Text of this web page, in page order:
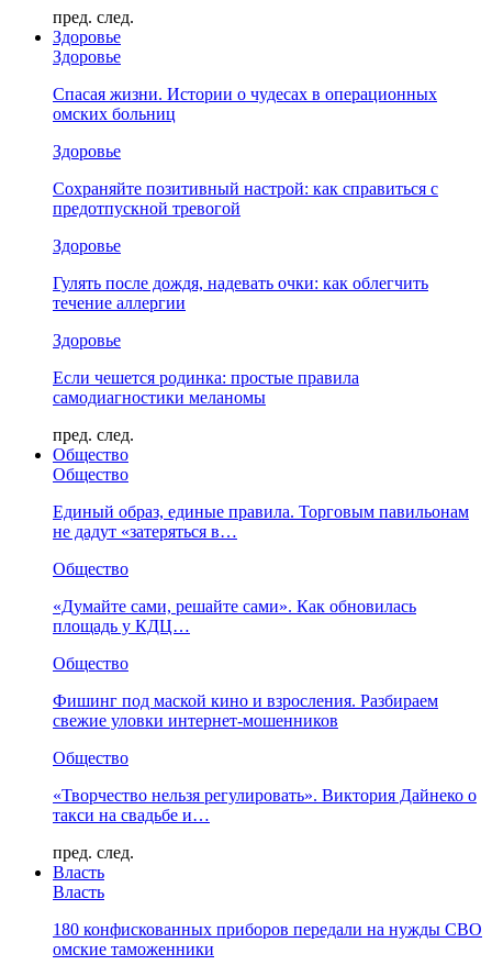
пред. след.
Здоровье
Здоровье
Спасая жизни. Истории о чудесах в операционных
омских больниц
Здоровье
Сохраняйте позитивный настрой: как справиться с
предотпускной тревогой
Здоровье
Гулять после дождя, надевать очки: как облегчить
течение аллергии
Здоровье
Если чешется родинка: простые правила
самодиагностики меланомы
пред. след.
Общество
Общество
Единый образ, единые правила. Торговым павильонам
не дадут «затеряться в…
Общество
«Думайте сами, решайте сами». Как обновилась
площадь у КДЦ…
Общество
Фишинг под маской кино и взросления. Разбираем
свежие уловки интернет-мошенников
Общество
«Творчество нельзя регулировать». Виктория Дайнеко о
такси на свадьбе и…
пред. след.
Власть
Власть
180 конфискованных приборов передали на нужды СВО
омские таможенники